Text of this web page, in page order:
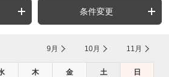
条件変更
9月 10月 11月
木 金 土 日